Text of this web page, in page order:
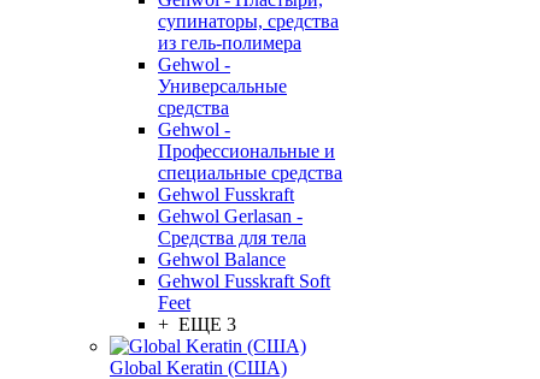
супинаторы, средства
из гель-полимера
Gehwol -
Универсальные
средства
Gehwol -
Профессиональные и
специальные средства
Gehwol Fusskraft
Gehwol Gerlasan -
Средства для тела
Gehwol Balance
Gehwol Fusskraft Soft
Feet
+ ЕЩЕ 3
Global Keratin (США)